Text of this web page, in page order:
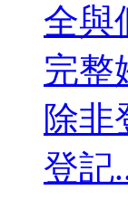
全與
完整
除非
登記